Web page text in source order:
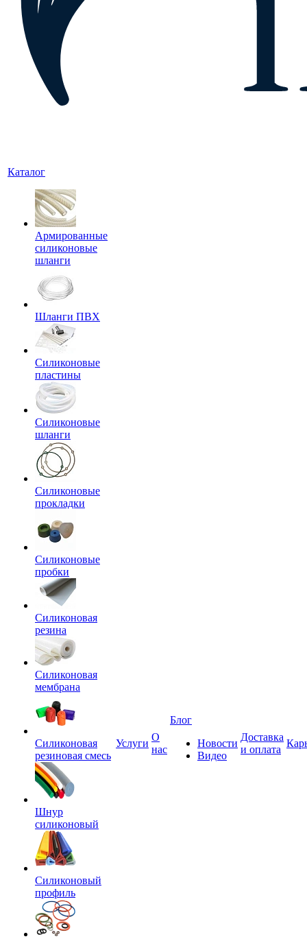
Каталог
Армированные
силиконовые
шланги
Шланги ПВХ
Силиконовые
пластины
Силиконовые
шланги
Силиконовые
прокладки
Силиконовые
пробки
Силиконовая
резина
Силиконовая
мембрана
Силиконовая
резиновая смесь
Шнур
силиконовый
Силиконовый
профиль
Услуги
О
нас
Блог
Новости
Видео
Доставка
и оплата